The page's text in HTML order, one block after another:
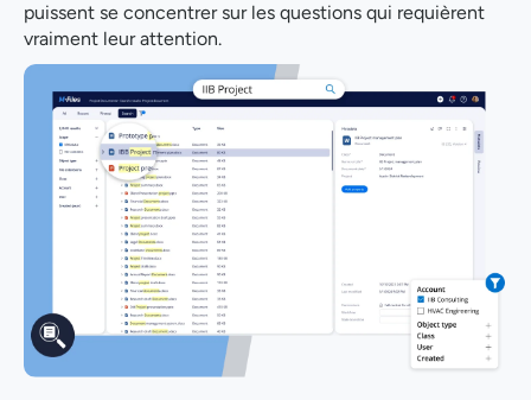
puissent se concentrer sur les questions qui requièrent
vraiment leur attention.